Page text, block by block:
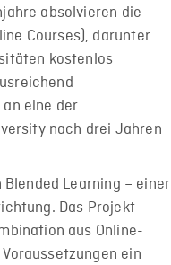
absolvieren die
Courses), darunter
kostenlos
eine der
nach drei Jahren
Learning – einer
Das Projekt
aus Online-
ein